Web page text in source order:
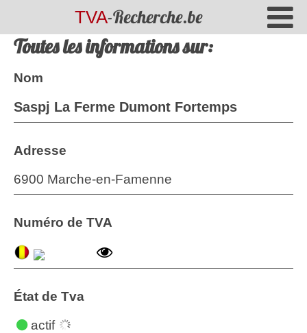
TVA-Recherche.be
Toutes les informations sur:
Nom
Saspj La Ferme Dumont Fortemps
Adresse
6900 Marche-en-Famenne
Numéro de TVA
État de Tva
actif